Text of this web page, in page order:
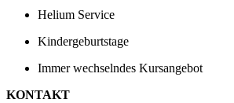
Helium Service
Kindergeburtstage
Immer wechselndes Kursangebot
KONTAKT